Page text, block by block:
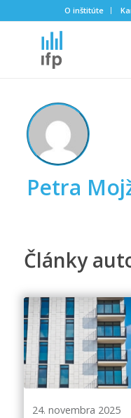
O inštitúte
Petra
Články
24. novembra 2025